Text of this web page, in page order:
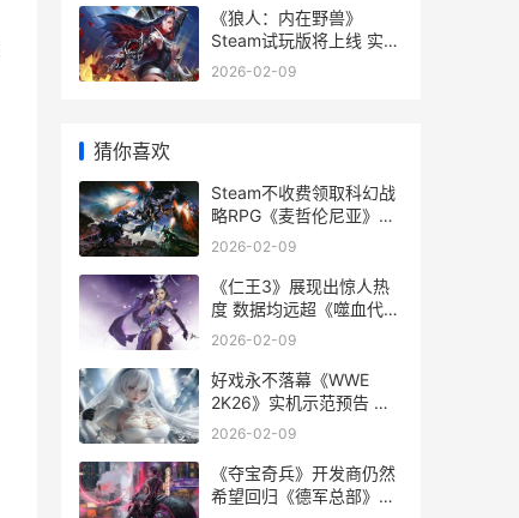
《狼人：内在野兽》
Steam试玩版将上线 实机
示范 狼人在校内
2026-02-09
猜你喜欢
Steam不收费领取科幻战
略RPG《麦哲伦尼亚》
steam免费领取付费游戏
2026-02-09
《仁王3》展现出惊人热
度 数据均远超《噬血代码
2》 仁王第三个dlc
2026-02-09
好戏永不落幕《WWE
2K26》实机示范预告 好
戏不断不能不看
2026-02-09
《夺宝奇兵》开发商仍然
希望回归《德军总部》系